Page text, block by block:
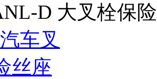
D 大叉栓保